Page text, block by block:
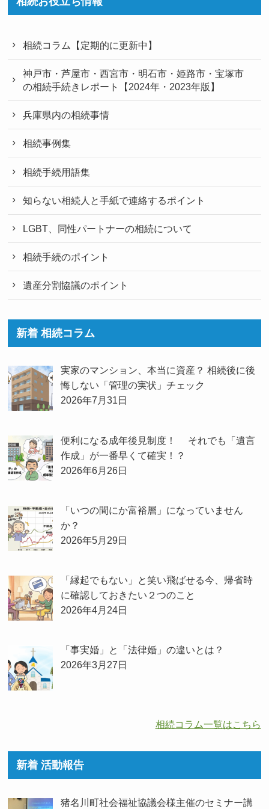
相続コラム【定期的に更新中】
神戸市・芦屋市・西宮市・明石市・姫路市・宝塚市
の相続手続きレポート【2024年・2023年版】
兵庫県内の相続事情
相続事例集
相続手続用語集
知らない相続人と手紙で連絡するポイント
LGBT、同性パートナーの相続について
相続手続のポイント
遺産分割協議のポイント
新着 相続コラム
実家のマンション、本当に資産？ 相続後に後
悔しない「管理の実状」チェック
2026年7月31日
便利になる成年後見制度！ それでも「遺言
作成」が一番早くて確実！？
2026年6月26日
「いつの間にか富裕層」になっていません
か？
2026年5月29日
「縁起でもない」と笑い飛ばせる今、帰省時
に確認しておきたい２つのこと
2026年4月24日
「事実婚」と「法律婚」の違いとは？
2026年3月27日
相続コラム一覧はこちら
新着 活動報告
猪名川町社会福祉協議会様主催のセミナー講